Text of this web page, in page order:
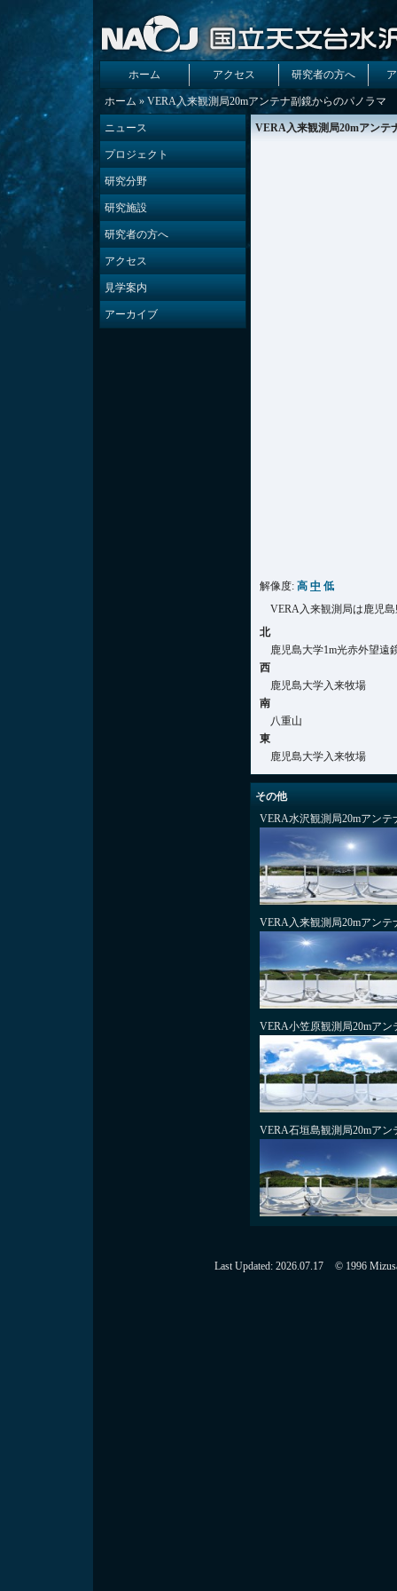
ホーム アクセス 研究者の方へ
ホーム » VERA入来観測局20mアンテナ副鏡からのパノラマ
ニュース
プロジェクト
研究分野
研究施設
研究者の方へ
アクセス
見学案内
アーカイブ
VERA入来観測局20mアンテ
解像度: 高 中 低
VERA入来観測局は鹿児
北
鹿児島大学1m光赤外望遠
西
鹿児島大学入来牧場
南
八重山
東
鹿児島大学入来牧場
その他
VERA水沢観測局20mアン
VERA入来観測局20mアン
VERA小笠原観測局20mア
VERA石垣島観測局20mア
Last Updated: 2026.07.17 © 1996